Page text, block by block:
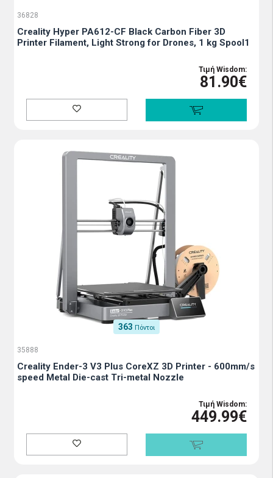
36828
Creality Hyper PA612-CF Black Carbon Fiber 3D
Printer Filament, Light Strong for Drones, 1 kg Spool1
Τιμή Wisdom:
81.90€
363 Πόντοι
35888
Creality Ender-3 V3 Plus CoreXZ 3D Printer - 600mm/s
speed Metal Die-cast Tri-metal Nozzle
Τιμή Wisdom:
449.99€